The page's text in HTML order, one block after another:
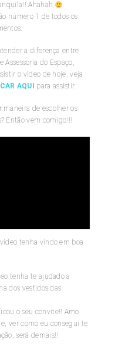
Ahahah
número 1 de todos os
a diferença entre
Assessoria do Espaço,
o vídeo de hoje, veja
AQUI para assistir.
maneira de escolher os
Então vem comigo!!!
tenha vindo em boa
tenha te ajudado a
dos vestidos das
o seu convite!! Amo
ver como eu consegui te
será demais!!